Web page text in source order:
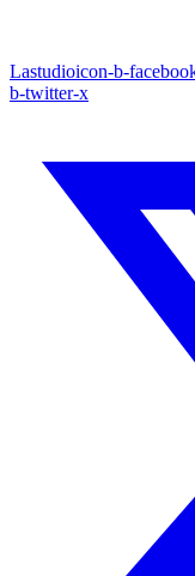
Lastudioicon-b-
b-twitter-x